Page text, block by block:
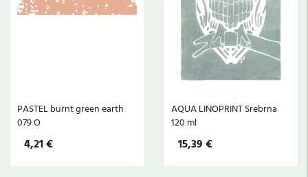
PASTEL burnt green earth
079 O
4,21 €
AQUA LINOPRINT Srebrna
120 ml
15,39 €